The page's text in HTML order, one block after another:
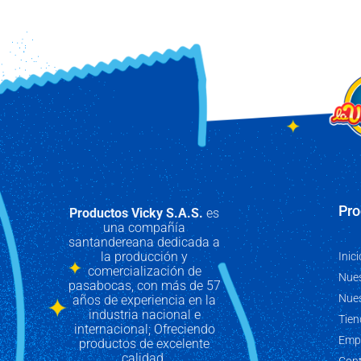
Productos Vicky S.A.S. es
una compañía
santandereana dedicada a
la producción y
comercialización de
pasabocas, con más de 57
años de experiencia en la
industria nacional e
internacional; Ofreciendo
productos de excelente
calidad.